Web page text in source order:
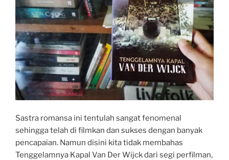
b
o
o
k
s
A
p
p
l
r
e
Sastra romansa ini tentulah sangat fenomenal
sehingga telah di filmkan dan sukses dengan banyak
pencapaian. Namun disini kita tidak membahas
Tenggelamnya Kapal Van Der Wijck dari segi perfilman,